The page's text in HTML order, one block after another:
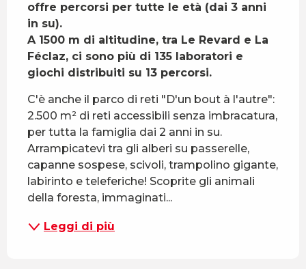
offre percorsi per tutte le età (dai 3 anni
in su).
A 1500 m di altitudine, tra Le Revard e La
Féclaz, ci sono più di 135 laboratori e
giochi distribuiti su 13 percorsi.
C'è anche il parco di reti "D'un bout à l'autre":
2.500 m² di reti accessibili senza imbracatura,
per tutta la famiglia dai 2 anni in su.
Arrampicatevi tra gli alberi su passerelle,
capanne sospese, scivoli, trampolino gigante,
labirinto e teleferiche! Scoprite gli animali
della foresta, immaginati...
Leggi di più